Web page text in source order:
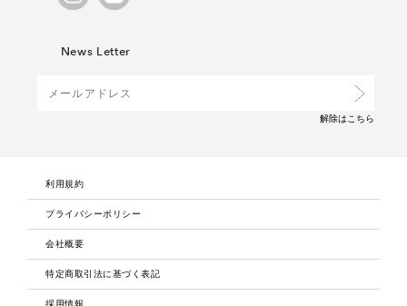
News Letter
解除は こちら
利用規約
プライバシーポリシー
会社概要
特定商取引法に基づく表記
採用情報